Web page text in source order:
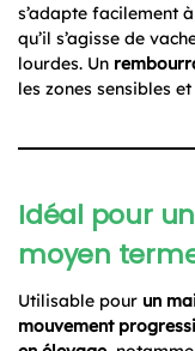
s’adapte facilement
qu’il s’agisse de
lourdes. Un
les zones sensibles
Idéal pour
moyen
Utilisable pour un
mouvement